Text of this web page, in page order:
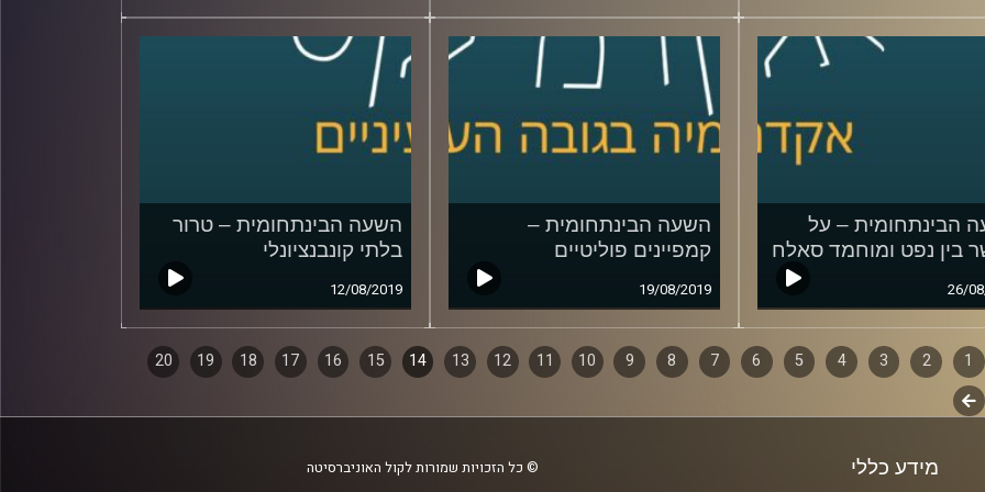
הבינתחומית – על
בין נפט ומוחמד סאלח
26/
השעה הבינתחומית –
קמפיינים פוליטיים
19/08/2019
השעה הבינתחומית – טרור
בלתי קונבנציונלי
12/08/2019
1
2
3
4
5
6
7
8
9
10
11
12
13
14
15
16
17
18
19
20
לשלב
מידע כללי © כל הזכויות שמורות לקול האוניברסיטה